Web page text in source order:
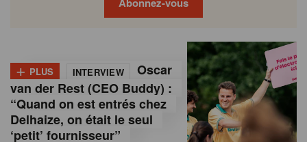
Abonnez-vous
o
n
d
+ PLUS INTERVIEW
Oscar
van der Rest (CEO Buddy) :
“Quand on est entrés chez
Delhaize, on était le seul
‘petit’ fournisseur”